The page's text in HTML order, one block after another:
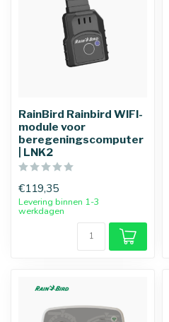
RainBird Rainbird WIFI-
module voor
beregeningscomputer
| LNK2
€119,35
Levering binnen 1-3
werkdagen